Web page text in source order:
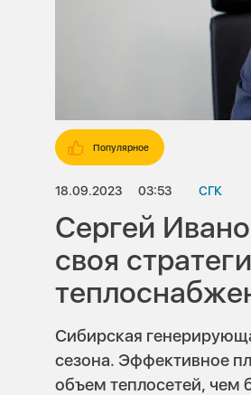
Популярное
18.09.2023 03:53 СГК
Сергей
своя
Сибирская
сезона. Эффективное
объем теплосетей, чем